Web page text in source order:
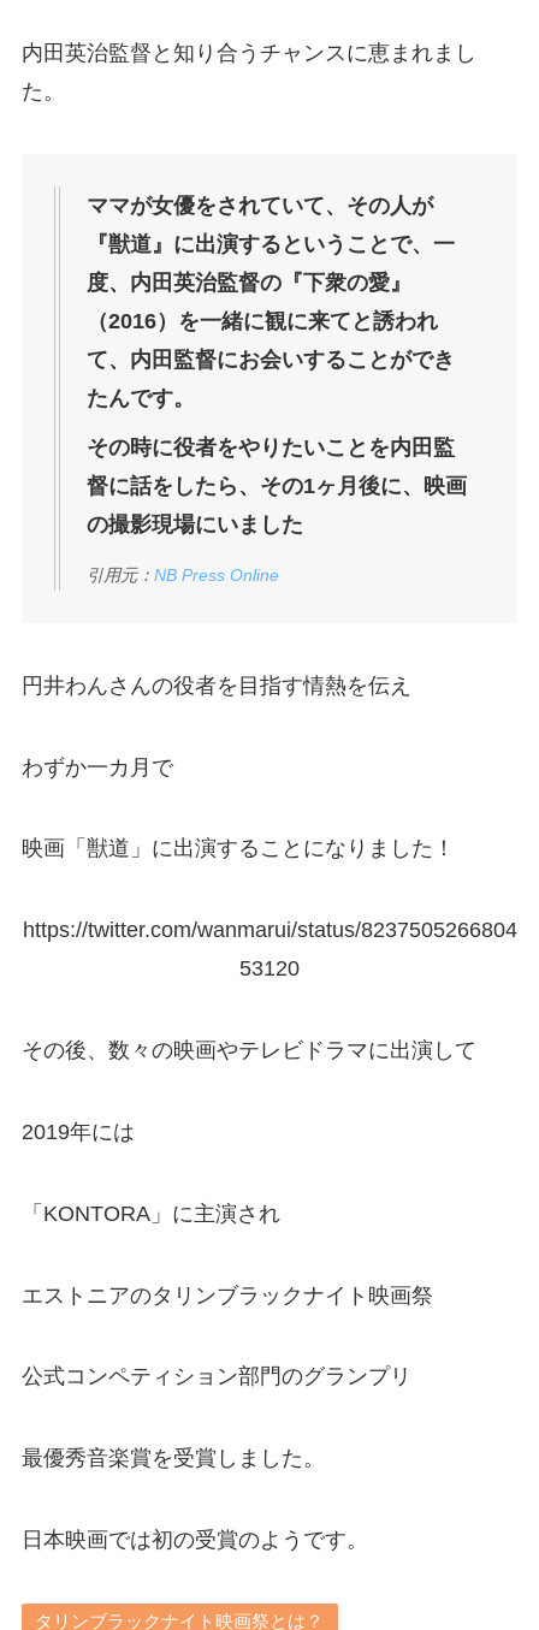
内田英治監督と知り合うチャンスに恵まれまし
た。
ママが女優をされていて、その人が
『獣道』に出演するということで、一
度、内田英治監督の『下衆の愛』
（2016）を一緒に観に来てと誘われ
て、内田監督にお会いすることができ
たんです。
その時に役者をやりたいことを内田監
督に話をしたら、その1ヶ月後に、映画
の撮影現場にいました
引用元： NB Press Online
円井わんさんの役者を目指す情熱を伝え
わずか一カ月で
映画「獣道」に出演することになりました！
https://twitter.com/wanmarui/status/8237505266804
53120
その後、数々の映画やテレビドラマに出演して
2019年には
「KONTORA」に主演され
エストニアのタリンブラックナイト映画祭
公式コンペティション部門のグランプリ
最優秀音楽賞を受賞しました。
日本映画では初の受賞のようです。
タリンブラックナイト映画祭とは？